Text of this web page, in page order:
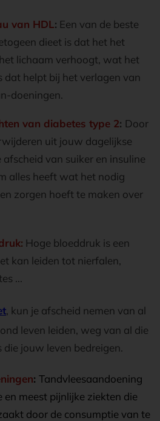
van HDL: Een van de beste
dieet is dat het het
lichaam verhoogt, wat het
dat helpt bij het verlagen van
doeningen.
van diabetes type 2: Door
uit jouw dagelijkse
van suiker en insuline
alles heeft wat het nodig
zorgen hoeft te maken over
: Hoge bloeddruk is een
kan leiden tot nierfalen,
...
, kun je afscheid nemen van al
leven leiden, weg van al die
jouw leven bedreigen.
: Tandvleesaandoening
en meest pijnlijke ziekten die
door de consumptie van te